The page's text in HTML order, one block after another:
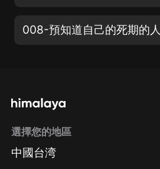
008-預知道自己的死期的人
選擇您的地區
中國台湾